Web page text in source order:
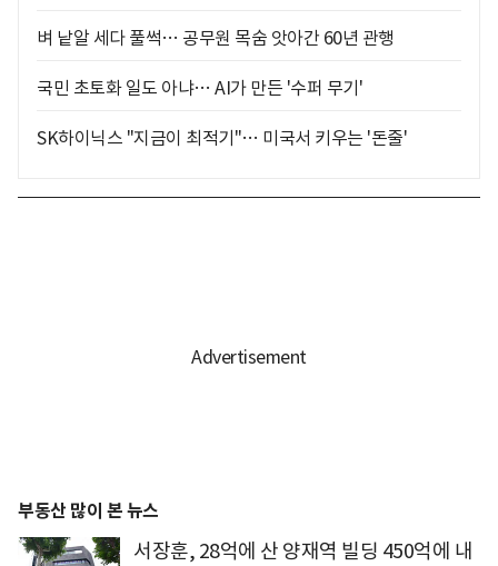
벼 낱알 세다 풀썩… 공무원 목숨 앗아간 60년 관행
국민 초토화 일도 아냐… AI가 만든 '수퍼 무기'
SK하이닉스 "지금이 최적기"… 미국서 키우는 '돈줄'
부동산 많이 본 뉴스
서장훈, 28억에 산 양재역 빌딩 450억에 내